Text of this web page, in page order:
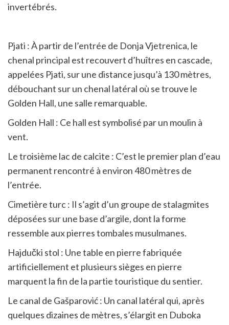
invertébrés.
Pjati : À partir de l’entrée de Donja Vjetrenica, le
chenal principal est recouvert d’huîtres en cascade,
appelées Pjati, sur une distance jusqu’à 130 mètres,
débouchant sur un chenal latéral où se trouve le
Golden Hall, une salle remarquable.
Golden Hall : Ce hall est symbolisé par un moulin à
vent.
Le troisième lac de calcite : C’est le premier plan d’eau
permanent rencontré à environ 480 mètres de
l’entrée.
Cimetière turc : Il s’agit d’un groupe de stalagmites
déposées sur une base d’argile, dont la forme
ressemble aux pierres tombales musulmanes.
Hajdučki stol : Une table en pierre fabriquée
artificiellement et plusieurs sièges en pierre
marquent la fin de la partie touristique du sentier.
Le canal de Gašparović : Un canal latéral qui, après
quelques dizaines de mètres, s’élargit en Duboka